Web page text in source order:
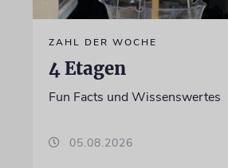
ZAHL DER WOCHE
4 Etagen
Fun Facts und Wissenswertes
05.08.2026